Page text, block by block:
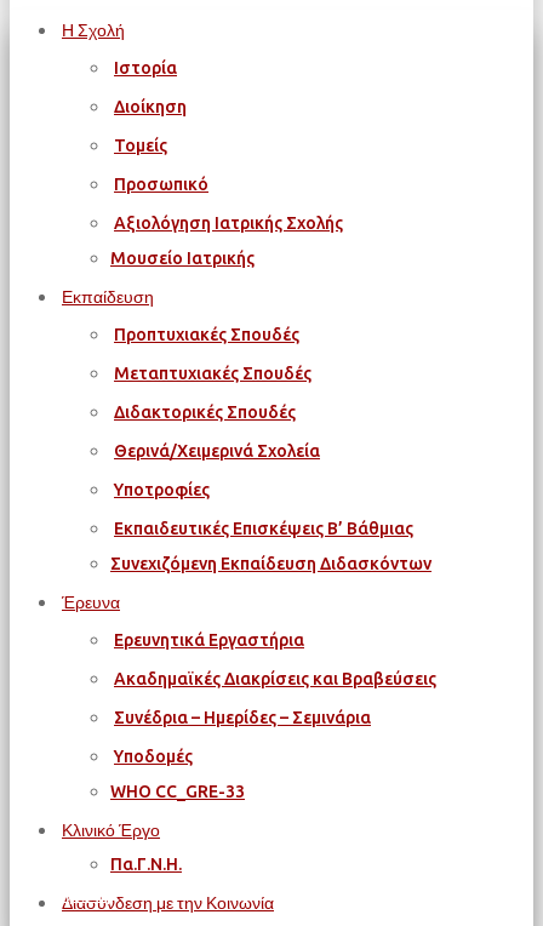
Η Σχολή
Ιστορία
Διοίκηση
Τομείς
Προσωπικό
Αξιολόγηση Ιατρικής Σχολής
Μουσείο Ιατρικής
Εκπαίδευση
Προπτυχιακές Σπουδές
Μεταπτυχιακές Σπουδές
Διδακτορικές Σπουδές
Θερινά/Χειμερινά Σχολεία
Υποτροφίες
Εκπαιδευτικές Επισκέψεις Β’ Βάθμιας
Συνεχιζόμενη Εκπαίδευση Διδασκόντων
Έρευνα
Ερευνητικά Εργαστήρια
Ακαδημαϊκές Διακρίσεις και Βραβεύσεις
Συνέδρια – Ημερίδες – Σεμινάρια
Υποδομές
WΗΟ CC_GRE-33
Κλινικό Έργο
Πα.Γ.Ν.Η.
Διασύνδεση με την Κοινωνία
Αρχική